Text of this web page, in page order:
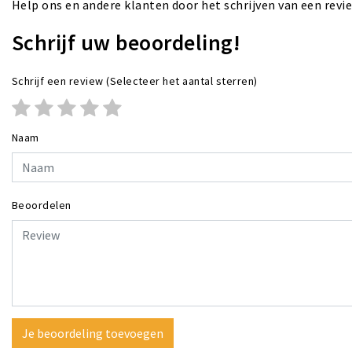
Help ons en andere klanten door het schrijven van een
Schrijf uw beoordeling!
Schrijf een review (Selecteer het aantal sterren)
Naam
Beoordelen
Je beoordeling toevoegen